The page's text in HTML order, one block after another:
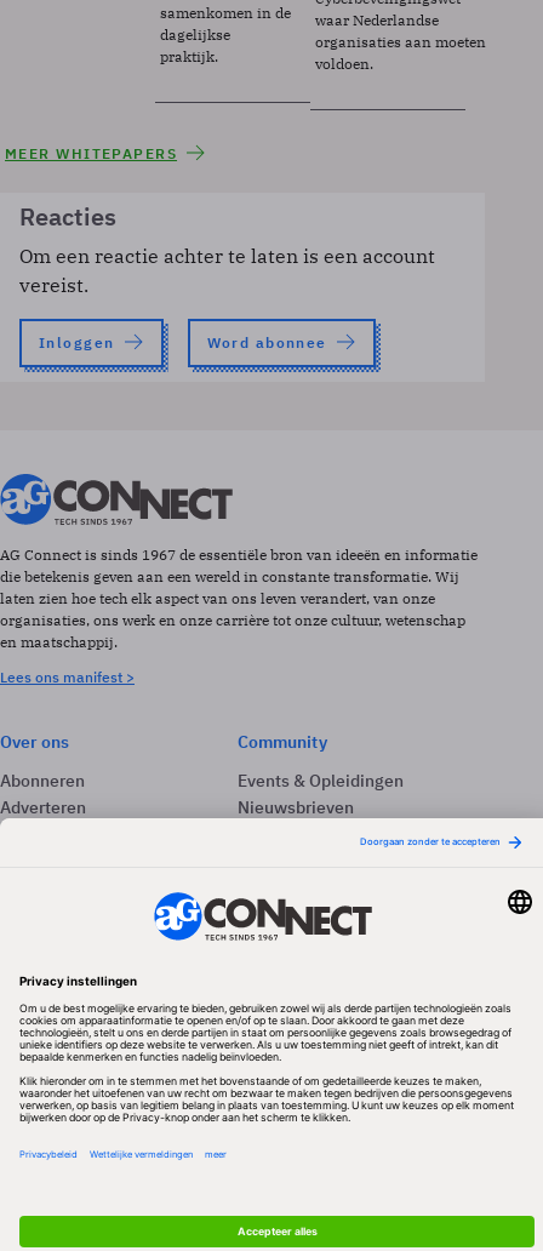
samenkomen in de
dagelijkse
praktijk.
waar Nederlandse
organisaties aan moeten
voldoen.
MEER WHITEPAPERS
Reacties
Om een reactie achter te laten is een account
vereist.
Inloggen Word abonnee
AG Connect is sinds 1967 de essentiële bron van ideeën en informatie
die betekenis geven aan een wereld in constante transformatie. Wij
laten zien hoe tech elk aspect van ons leven verandert, van onze
organisaties, ons werk en onze carrière tot onze cultuur, wetenschap
en maatschappij.
Lees ons manifest >
Over ons
Abonneren
Adverteren
Community
Events & Opleidingen
Nieuwsbrieven
Redactionele partner
Privacy & Cookies